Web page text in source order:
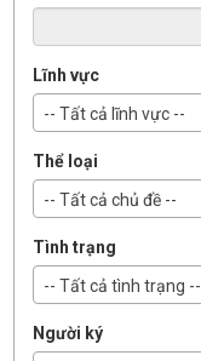
Lĩnh vực
-- Tất cả lĩnh vực --
Thể loại
-- Tất cả chủ đề --
Tình trạng
-- Tất cả tình trạng --
Người ký